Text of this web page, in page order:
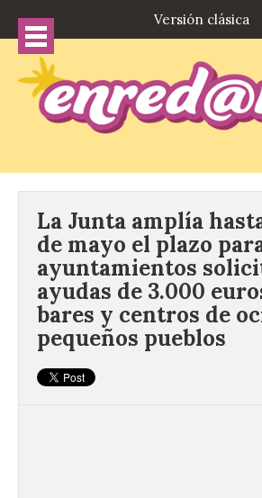
Versión clásica
La Junta amplía
de mayo el plazo
ayuntamientos
ayudas de 3.000
bares y centros de
pequeños pueblos